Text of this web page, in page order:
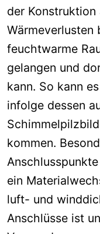
der Konstruktion
Wärmeverlusten
feuchtwarme
gelangen und
kann. So kann
infolge dessen
Schimm
kommen.
ein
luft- und
Anschlüsse ist